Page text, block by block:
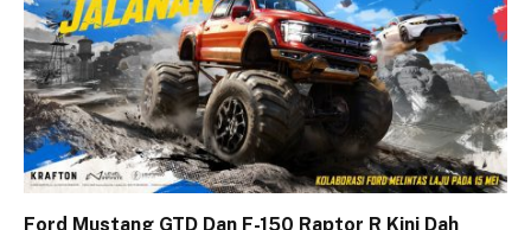
Ford Mustang GTD Dan F-150 Raptor R Kini Dah